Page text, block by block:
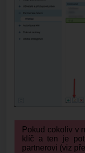
Pokud cokoliv v
klíč a ten je
partnerovi (viz